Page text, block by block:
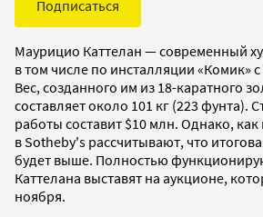
Подписаться
Маурицио Каттелан — современный
в том числе по инсталляции «Комик»
Вес, созданного им из 18-каратного
составляет около 101 кг (223 фунта).
работы составит $10 млн. Однако, как
в Sotheby's рассчитывают, что
будет выше. Полностью
Каттелана выставят на аукционе,
ноября.